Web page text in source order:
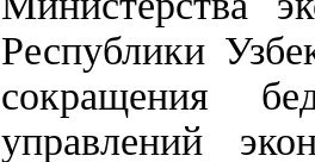
Республики
сокращения
управлений